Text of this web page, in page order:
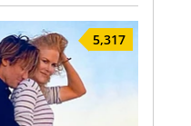
5,317